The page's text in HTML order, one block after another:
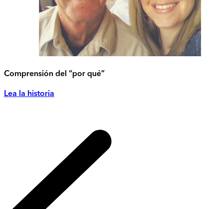
Comprensión del “por qué”
Lea la historia